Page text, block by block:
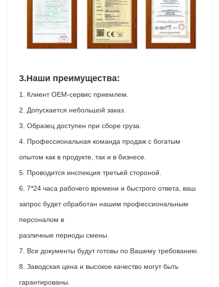
3.Наши преимущества:
1. Клиент OEM-сервис приемлем.
2. Допускается небольшой заказ.
3. Образец доступен при сборе груза.
4. Профессиональная команда продаж с богатым
опытом как в продукте, так и в бизнесе.
5. Проводится инспекция третьей стороной.
6. 7*24 часа рабочего времени и быстрого ответа, ваш
запрос будет обработан нашим профессиональным
персоналом в
различные периоды смены.
7. Все документы будут готовы по Вашему требованию.
8. Заводская цена и высокое качество могут быть
гарантированы.